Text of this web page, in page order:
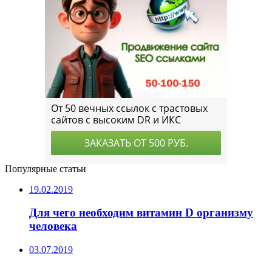
Популярные статьи
19.02.2019
Для чего необходим витамин D организму
человека
03.07.2019